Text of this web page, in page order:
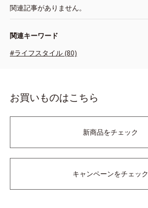
関連記事がありません。
関連キーワード
#ライフスタイル (80)
お買いものはこちら
新商品をチェック
キャンペーンをチェック